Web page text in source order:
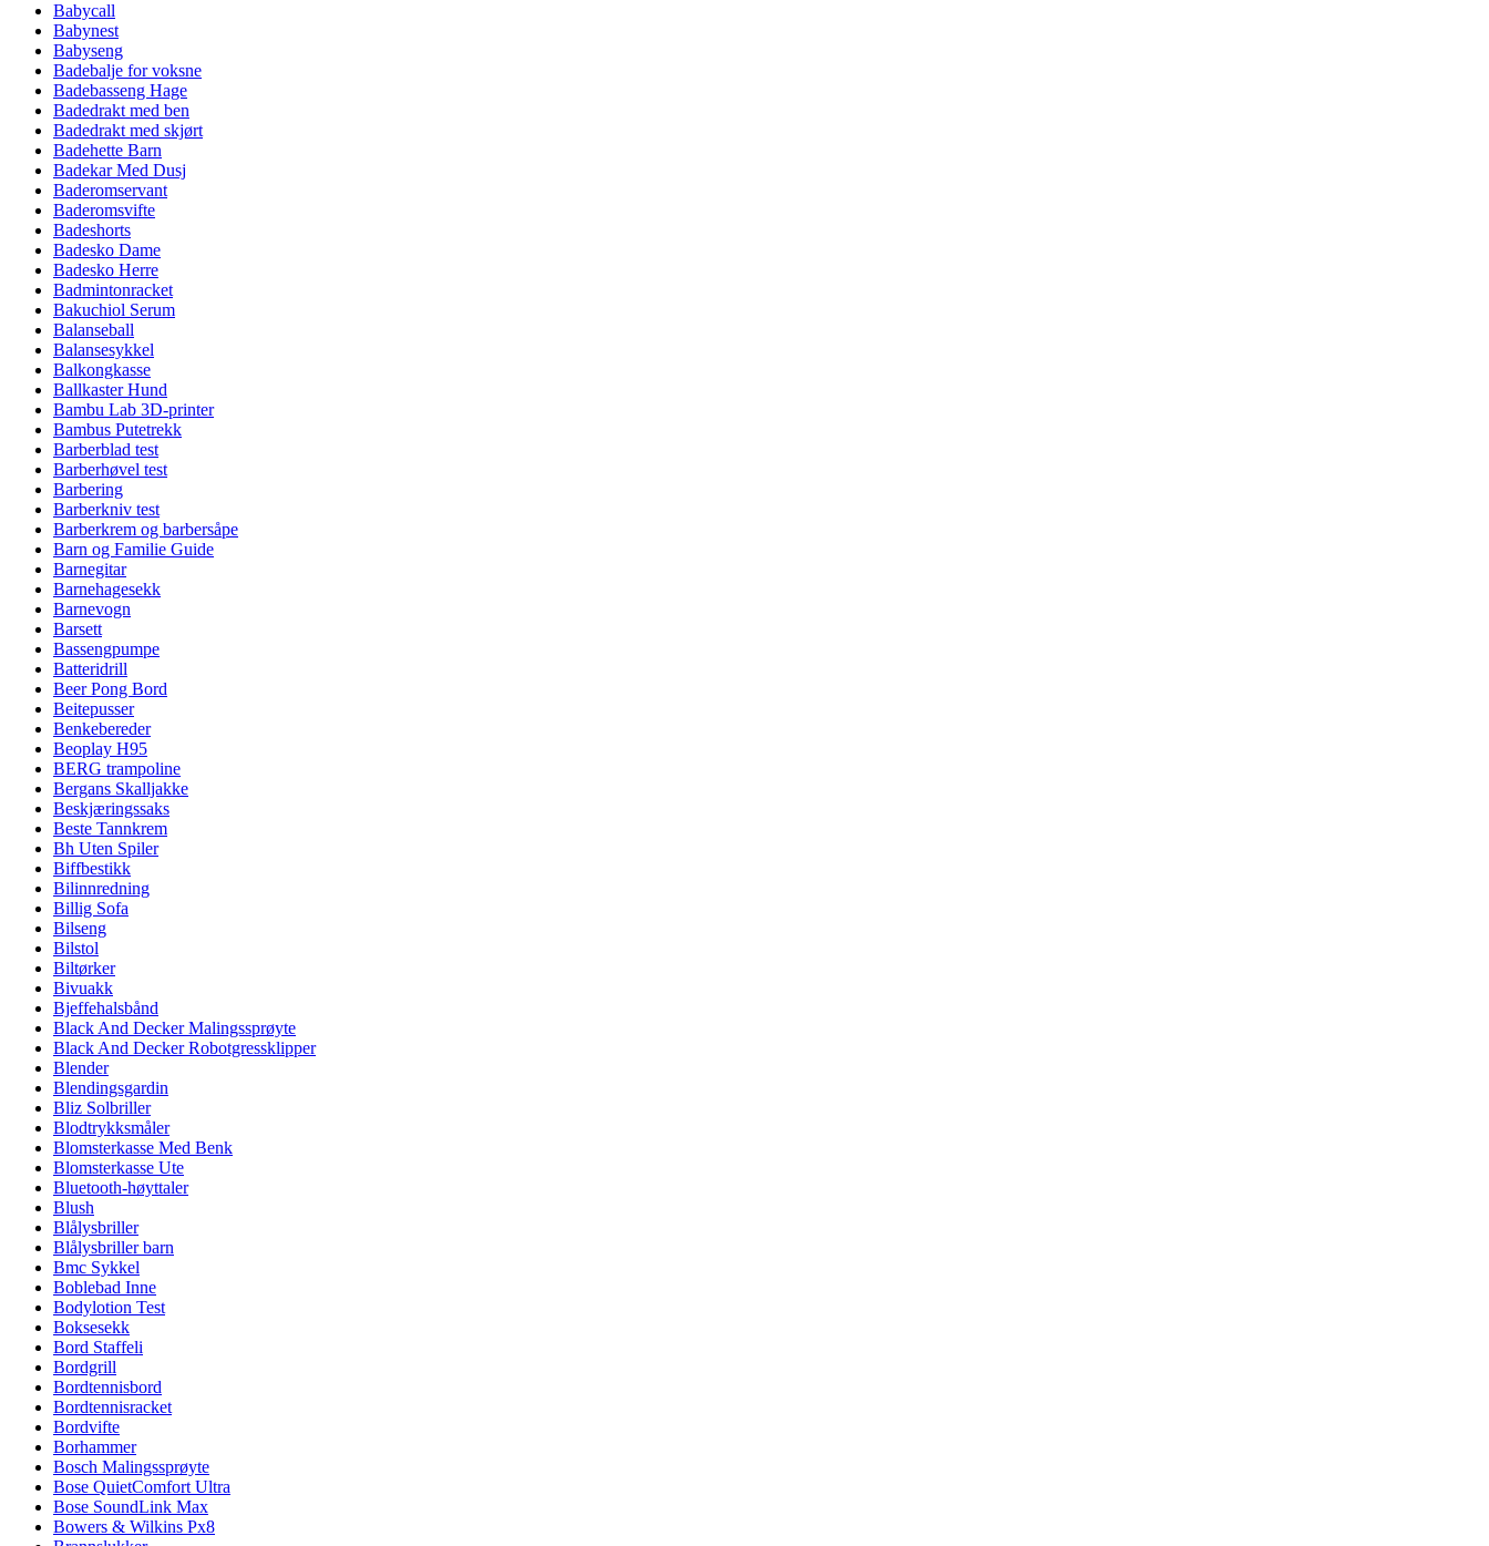
Babycall
Babynest
Babyseng
Badebalje for voksne
Badebasseng Hage
Badedrakt med ben
Badedrakt med skjørt
Badehette Barn
Badekar Med Dusj
Baderomservant
Baderomsvifte
Badeshorts
Badesko Dame
Badesko Herre
Badmintonracket
Bakuchiol Serum
Balanseball
Balansesykkel
Balkongkasse
Ballkaster Hund
Bambu Lab 3D-printer
Bambus Putetrekk
Barberblad test
Barberhøvel test
Barbering
Barberkniv test
Barberkrem og barbersåpe
Barn og Familie Guide
Barnegitar
Barnehagesekk
Barnevogn
Barsett
Bassengpumpe
Batteridrill
Beer Pong Bord
Beitepusser
Benkebereder
Beoplay H95
BERG trampoline
Bergans Skalljakke
Beskjæringssaks
Beste Tannkrem
Bh Uten Spiler
Biffbestikk
Bilinnredning
Billig Sofa
Bilseng
Bilstol
Biltørker
Bivuakk
Bjeffehalsbånd
Black And Decker Malingssprøyte
Black And Decker Robotgressklipper
Blender
Blendingsgardin
Bliz Solbriller
Blodtrykksmåler
Blomsterkasse Med Benk
Blomsterkasse Ute
Bluetooth-høyttaler
Blush
Blålysbriller
Blålysbriller barn
Bmc Sykkel
Boblebad Inne
Bodylotion Test
Boksesekk
Bord Staffeli
Bordgrill
Bordtennisbord
Bordtennisracket
Bordvifte
Borhammer
Bosch Malingssprøyte
Bose QuietComfort Ultra
Bose SoundLink Max
Bowers & Wilkins Px8